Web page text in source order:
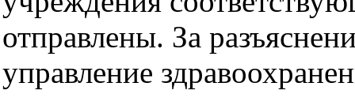
отправлены. За
управление